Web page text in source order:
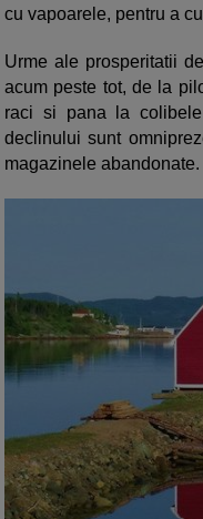
cu vapoarele, pentru a
Urme ale prosperitatii
acum peste tot, de la
raci si pana la
declinului sunt
magazinele abandonate.